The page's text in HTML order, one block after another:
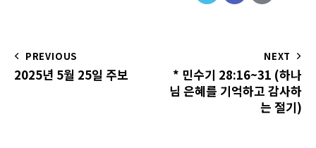
PREVIOUS
2025년 5월 25일 주보
NEXT
* 민수기 28:16~31 (하나
님 은혜를 기억하고 감사하
는 절기)